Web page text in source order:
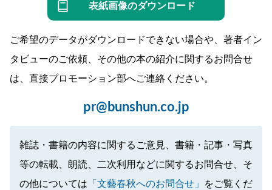
表紙画像のダウンロード
ご希望のデータがダウンロードできない場合や、著者イン
タビューのご依頼、その他の本の紹介に関するお問合せ
は、直接プロモーション部へご連絡ください。
pr@bunshun.co.jp
雑誌・書籍の内容に関するご意見、書籍・記事・写真
等の転載、朗読、二次利用などに関するお問合せ、そ
の他については 「文藝春秋へのお問合せ」
をご覧くだ